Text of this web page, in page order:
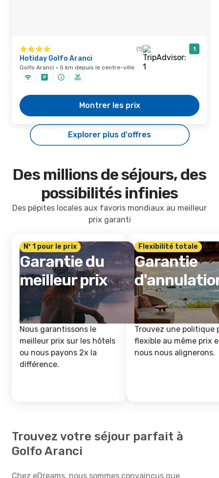
(1) 1
Hotiday Golfo Aranci
Golfo Aranci · 5 km depuis le centre-ville
Montrer les prix
Explorer plus d'offres
Des millions de séjours, des
possibilités infinies
Des pépites locales aux favoris mondiaux au meilleur
prix garanti
Nº 1 pour le prix
Garantie du
meilleur prix
Nous garantissons le
meilleur prix sur les hôtels
ou nous payons 2x la
différence.
Flexibilité totale
Garantie
Trouvez une politique
flexible au même prix
nous nous alignerons.
Trouvez votre séjour parfait à
Golfo Aranci
Chez eDreams, nous sommes convaincus que